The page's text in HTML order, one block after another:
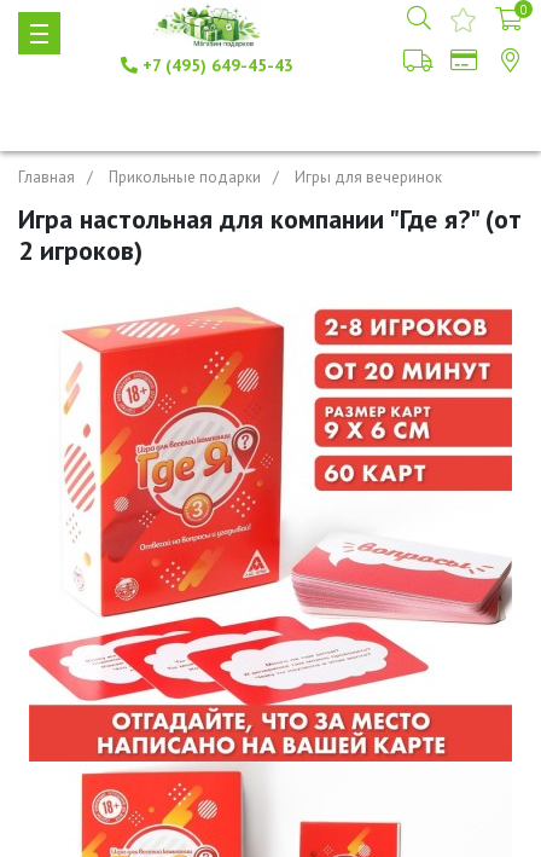
+7 (495) 649-45-43
0
Главная Прикольные подарки Игры для вечеринок
Игра настольная для компании "Где я?" (от
2 игроков)